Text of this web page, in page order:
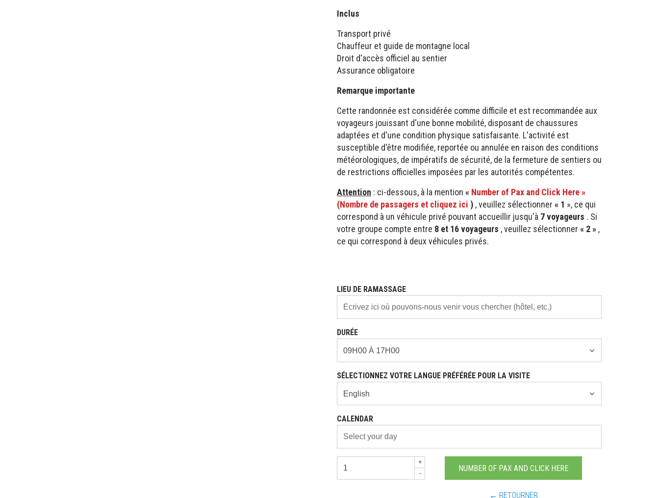
Inclus
Transport privé
Chauffeur et guide de montagne local
Droit d'accès officiel au sentier
Assurance obligatoire
Remarque importante
Cette randonnée est considérée comme difficile et est recommandée aux
voyageurs jouissant d'une bonne mobilité, disposant de chaussures
adaptées et d'une condition physique satisfaisante. L'activité est
susceptible d'être modifiée, reportée ou annulée en raison des conditions
météorologiques, de impératifs de sécurité, de la fermeture de sentiers ou
de restrictions officielles imposées par les autorités compétentes.
Attention : ci-dessous, à la mention « Number of Pax and Click Here »
(Nombre de passagers et cliquez ici ) , veuillez sélectionner « 1 », ce qui
correspond à un véhicule privé pouvant accueillir jusqu'à 7 voyageurs . Si
votre groupe compte entre 8 et 16 voyageurs , veuillez sélectionner « 2 » ,
ce qui correspond à deux véhicules privés.
LIEU DE RAMASSAGE
DURÉE
SÉLECTIONNEZ VOTRE LANGUE PRÉFÉRÉE POUR LA VISITE
CALENDAR
+
-
← RETOURNER